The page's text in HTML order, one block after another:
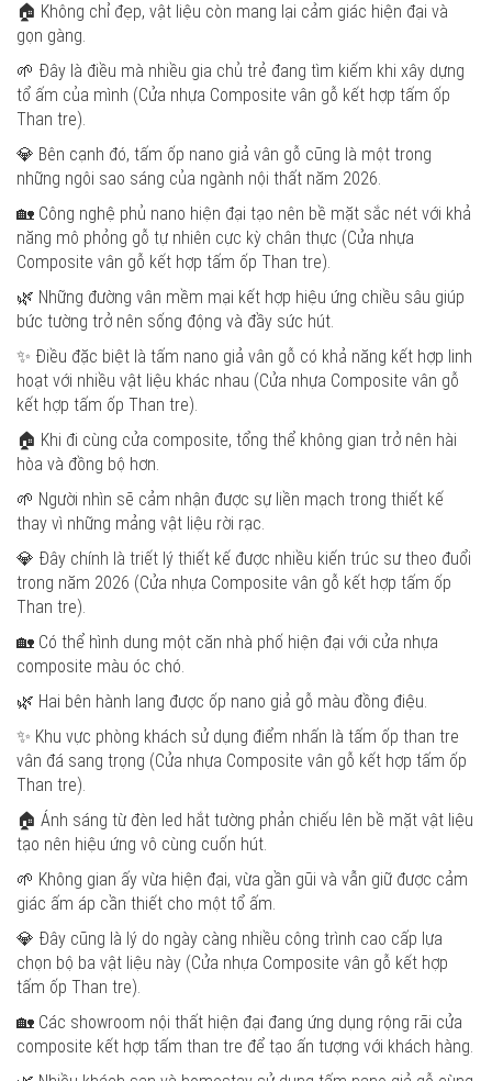
🏠 Không chỉ đẹp, vật liệu còn mang lại cảm giác hiện đại và
gọn gàng.
🌱 Đây là điều mà nhiều gia chủ trẻ đang tìm kiếm khi xây dựng
tổ ấm của mình (Cửa nhựa Composite vân gỗ kết hợp tấm ốp
Than tre).
💎 Bên cạnh đó, tấm ốp nano giả vân gỗ cũng là một trong
những ngôi sao sáng của ngành nội thất năm 2026.
🏡 Công nghệ phủ nano hiện đại tạo nên bề mặt sắc nét với khả
năng mô phỏng gỗ tự nhiên cực kỳ chân thực (Cửa nhựa
Composite vân gỗ kết hợp tấm ốp Than tre).
🌿 Những đường vân mềm mại kết hợp hiệu ứng chiều sâu giúp
bức tường trở nên sống động và đầy sức hút.
✨ Điều đặc biệt là tấm nano giả vân gỗ có khả năng kết hợp linh
hoạt với nhiều vật liệu khác nhau (Cửa nhựa Composite vân gỗ
kết hợp tấm ốp Than tre).
🏠 Khi đi cùng cửa composite, tổng thể không gian trở nên hài
hòa và đồng bộ hơn.
🌱 Người nhìn sẽ cảm nhận được sự liền mạch trong thiết kế
thay vì những mảng vật liệu rời rạc.
💎 Đây chính là triết lý thiết kế được nhiều kiến trúc sư theo đuổi
trong năm 2026 (Cửa nhựa Composite vân gỗ kết hợp tấm ốp
Than tre).
🏡 Có thể hình dung một căn nhà phố hiện đại với cửa nhựa
composite màu óc chó.
🌿 Hai bên hành lang được ốp nano giả gỗ màu đồng điệu.
✨ Khu vực phòng khách sử dụng điểm nhấn là tấm ốp than tre
vân đá sang trọng (Cửa nhựa Composite vân gỗ kết hợp tấm ốp
Than tre).
🏠 Ánh sáng từ đèn led hắt tường phản chiếu lên bề mặt vật liệu
tạo nên hiệu ứng vô cùng cuốn hút.
🌱 Không gian ấy vừa hiện đại, vừa gần gũi và vẫn giữ được cảm
giác ấm áp cần thiết cho một tổ ấm.
💎 Đây cũng là lý do ngày càng nhiều công trình cao cấp lựa
chọn bộ ba vật liệu này (Cửa nhựa Composite vân gỗ kết hợp
tấm ốp Than tre).
🏡 Các showroom nội thất hiện đại đang ứng dụng rộng rãi cửa
composite kết hợp tấm than tre để tạo ấn tượng với khách hàng.